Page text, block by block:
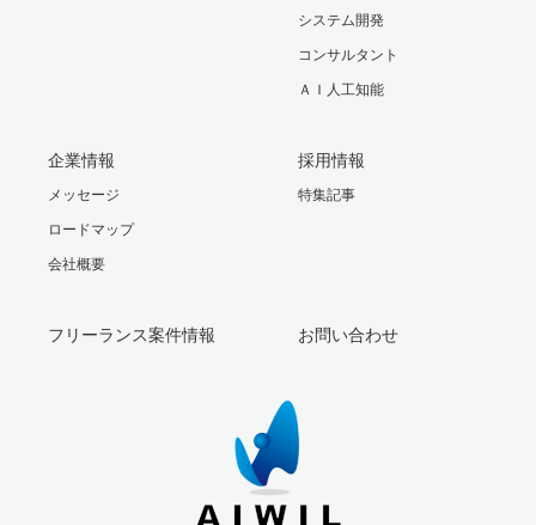
システム開発
コンサルタント
ＡＩ人工知能
企業情報
メッセージ
ロードマップ
会社概要
採用情報
特集記事
フリーランス案件情報 お問い合わせ